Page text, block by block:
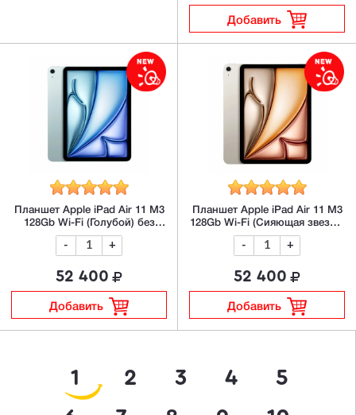
Добавить
Планшет Apple iPad Air 11 M3
128Gb Wi-Fi (Голубой) без
RuStore/MAX
- +
52 400
Добавить
Планшет Apple iPad Air 11 M3
128Gb Wi-Fi (Сияющая звезда)
без RuStore/MAX
- +
52 400
Добавить
1 2 3 4
5